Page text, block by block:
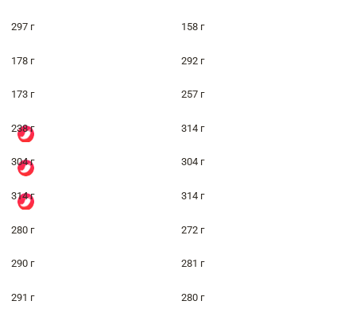
297 г 158 г
178 г 292 г
173 г 257 г
238 г 314 г
304 г 304 г
314 г 314 г
280 г 272 г
290 г 281 г
291 г 280 г